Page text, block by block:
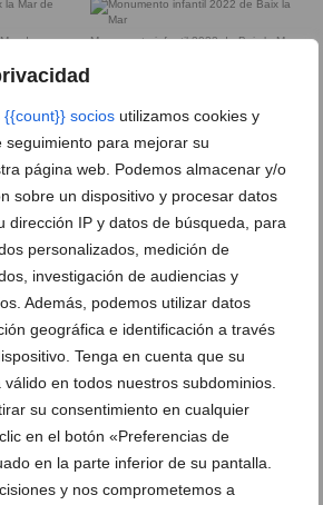
{{count}} socios utilizamos cookies y
para mejorar su
página web. Podemos almacenar y/o
sobre un dispositivo y procesar datos
dirección IP y datos de búsqueda, para
personalizados, medición de
investigación de audiencias y
Además, podemos utilizar datos
geográfica e identificación a través
Tenga en cuenta que su
en todos nuestros subdominios.
su consentimiento en cualquier
en el botón «Preferencias de
en la parte inferior de su pantalla.
y nos comprometemos a
de
Monumento infantil 2022 de Baix la Mar
Cargos y comisión celebrando los premios
Euforia tras recibir el primer premio
la